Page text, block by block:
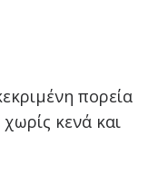
πορεία
κενά και